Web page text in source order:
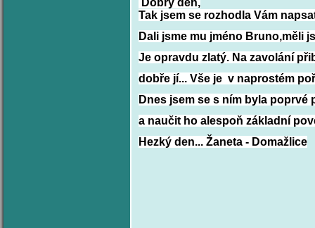
Tak jsem se rozhodla Vám
Dali jsme mu jméno Bruno,měli
Je opravdu zlatý. Na zavolání
dobře jí... Vše je v naprostém
Dnes jsem se s ním byla
a naučit ho alespoň základní
Hezký den... Žaneta - Domažlice